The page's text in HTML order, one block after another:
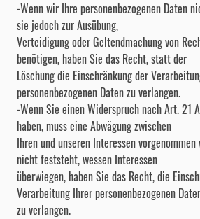
-Wenn wir Ihre personenbezogenen Daten
sie jedoch zur Ausübung,
Verteidigung oder Geltendmachung von
benötigen, haben Sie das Recht, statt der
Löschung die Einschränkung der
personenbezogenen Daten zu verlangen.
-Wenn Sie einen Widerspruch nach Art. 21
haben, muss eine Abwägung zwischen
Ihren und unseren Interessen
nicht feststeht, wessen Interessen
überwiegen, haben Sie das Recht, die
Verarbeitung Ihrer personenbezogenen
zu verlangen.